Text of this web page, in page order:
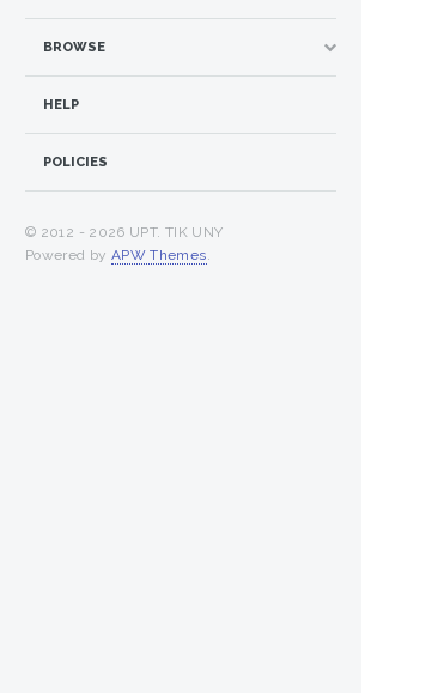
BROWSE
HELP
POLICIES
© 2012 - 2026 UPT. TIK UNY
Powered by APW Themes